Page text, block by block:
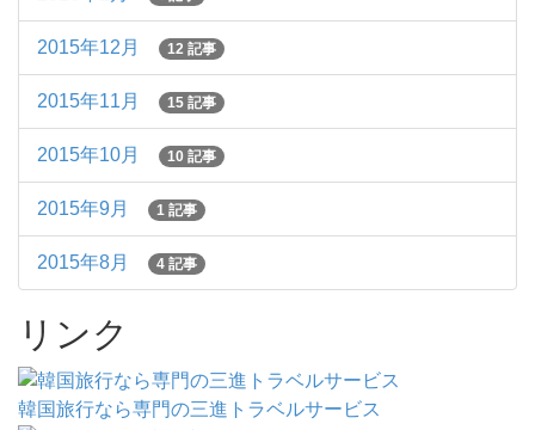
2015年12月 12 記事
2015年11月 15 記事
2015年10月 10 記事
2015年9月 1 記事
2015年8月 4 記事
リンク
韓国旅行なら専門の三進トラベルサービス